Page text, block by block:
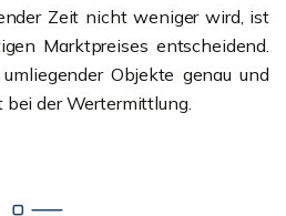
Zeit nicht weniger wird, ist
Marktpreises entscheidend.
Objekte genau und
der Wertermittlung.